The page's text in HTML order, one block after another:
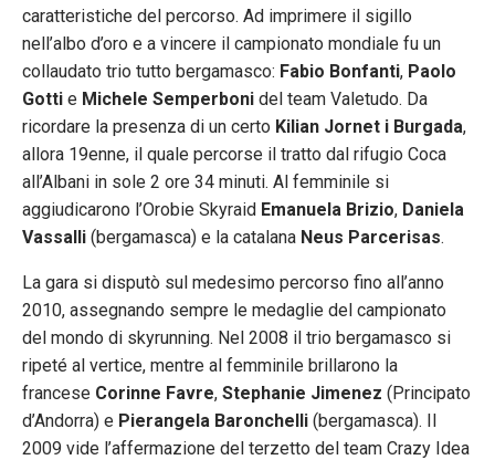
caratteristiche del percorso. Ad imprimere il sigillo
nell’albo d’oro e a vincere il campionato mondiale fu un
collaudato trio tutto bergamasco: Fabio Bonfanti, Paolo
Gotti e Michele Semperboni del team Valetudo. Da
ricordare la presenza di un certo Kilian Jornet i Burgada,
allora 19enne, il quale percorse il tratto dal rifugio Coca
all’Albani in sole 2 ore 34 minuti. Al femminile si
aggiudicarono l’Orobie Skyraid Emanuela Brizio, Daniela
Vassalli (bergamasca) e la catalana Neus Parcerisas.
La gara si disputò sul medesimo percorso fino all’anno
2010, assegnando sempre le medaglie del campionato
del mondo di skyrunning. Nel 2008 il trio bergamasco si
ripeté al vertice, mentre al femminile brillarono la
francese Corinne Favre, Stephanie Jimenez (Principato
d’Andorra) e Pierangela Baronchelli (bergamasca). Il
2009 vide l’affermazione del terzetto del team Crazy Idea